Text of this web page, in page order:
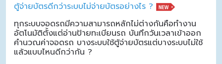
ตู้จ่ายบัตรดีกว่าระบบไม่จ่ายบัตรอย่างไร ?
ทุกระบบจอดรถมีความสามารถหลักไม่ต่างกันคือทำงาน
อัตโนมัติตั้งแต่อ่านป้ายทะเบียนรถ บันทึกวันเวลาเข้าออก
คำนวณค่าจอดรถ บางระบบใช้ตู้จ่ายบัตรแต่บางระบบไม่ใช้
แล้วแบบไหนดีกว่ากัน ?